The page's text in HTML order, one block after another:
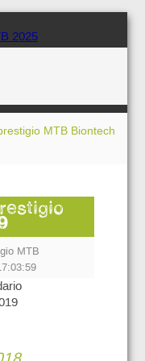
MTB Biontech
MTB